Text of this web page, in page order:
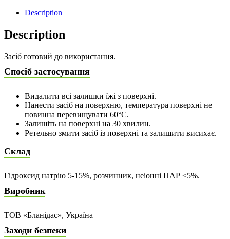
Description
Description
Засіб готовий до використання.
Спосіб застосування
Видалити всі залишки їжі з поверхні.
Нанести засіб на поверхню, температура поверхні не
повинна перевищувати 60°С.
Залишіть на поверхні на 30 хвилин.
Ретельно змити засіб із поверхні та залишити висихає.
Склад
Гідроксид натрію 5-15%, розчинник, неіонні ПАР <5%.
Виробник
ТОВ «Бланідас», Україна
Заходи безпеки